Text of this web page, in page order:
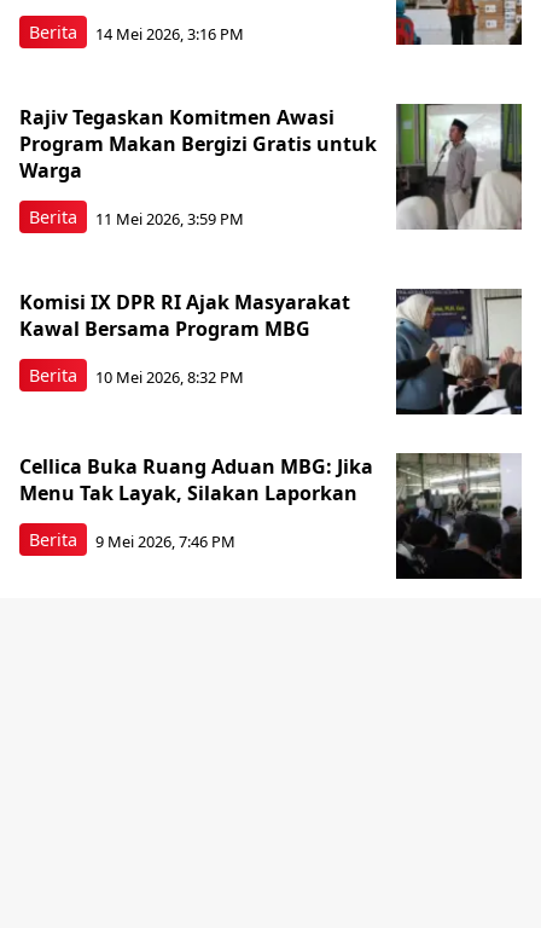
Berita 14 Mei 2026, 3:16 PM
Berita
Rajiv Tegaskan Komitmen Awasi
Program Makan Bergizi Gratis untuk
Warga
11 Mei 2026, 3:59 PM
Berita
Komisi IX DPR RI Ajak Masyarakat
Kawal Bersama Program MBG
10 Mei 2026, 8:32 PM
Berita
Cellica Buka Ruang Aduan MBG: Jika
Menu Tak Layak, Silakan Laporkan
9 Mei 2026, 7:46 PM